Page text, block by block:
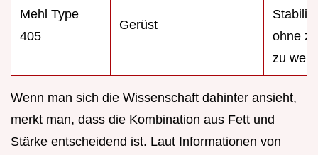
Mehl Type
405
Gerüst
ohne
zu
Wenn man sich die Wissenschaft dahinter ansieht,
merkt man, dass die Kombination aus Fett und
Stärke entscheidend ist. Laut Informationen von